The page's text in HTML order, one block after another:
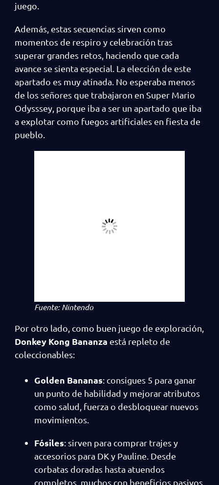
juego.
Además, estas secuencias sirven como
momentos de respiro y celebración tras
superar grandes retos, haciendo que cada
avance se sienta especial. La elección de este
apartado es muy atinada. No esperaba menos
de los señores que trabajaron en Super Mario
Odysssey, porque iba a ser un apartado que iba
a explotar como fuegos artificiales en fiesta de
pueblo.
Fuente: Nintendo
Por otro lado, como buen juego de exploración,
Donkey Kong Bananza está repleto de
coleccionables:
Golden Bananas: consigues 5 para ganar
un punto de habilidad y mejorar atributos
como salud, fuerza o desbloquear nuevos
movimientos.
Fósiles: sirven para comprar trajes y
accesorios para DK y Pauline. Desde
corbatas doradas hasta atuendos
completos, muchos con beneficios pasivos